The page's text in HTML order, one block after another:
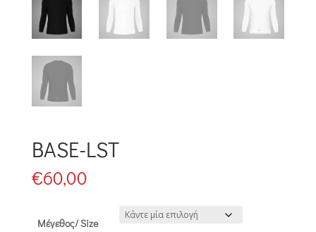
BASE-LST
€60,00
Μέγεθος/ Size